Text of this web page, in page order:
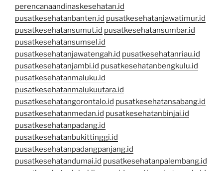
perencanaandinaskesehatan.id
pusatkesehatanbanten.id pusatkesehatanjawatimur.id
pusatkesehatansumut.id pusatkesehatansumbar.id
pusatkesehatansumsel.id
pusatkesehatanjawatengah.id pusatkesehatanriau.id
pusatkesehatanjambi.id pusatkesehatanbengkulu.id
pusatkesehatanmaluku.id
pusatkesehatanmalukuutara.id
pusatkesehatangorontalo.id pusatkesehatansabang.id
pusatkesehatanmedan.id pusatkesehatanbinjai.id
pusatkesehatanpadang.id
pusatkesehatanbukittinggi.id
pusatkesehatanpadangpanjang.id
pusatkesehatandumai.id pusatkesehatanpalembang.id